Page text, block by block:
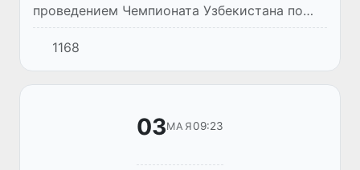
проведением Чемпионата Узбекистана по
шоссейному велоспорту.
1168
03МАЯ09:23